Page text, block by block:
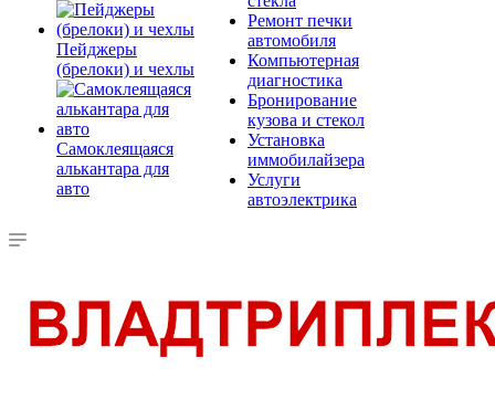
Пейджеры
(брелоки) и чехлы
Самоклеящаяся
алькантара для
авто
Ремонт печки
автомобиля
Компьютерная
диагностика
Бронирование
кузова и стекол
Установка
иммобилайзера
Услуги
автоэлектрика